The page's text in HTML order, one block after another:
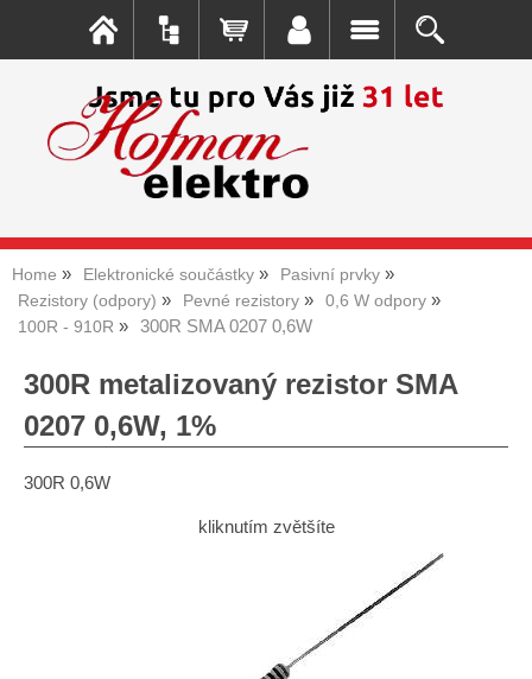
Home Elektronické součástky
Pasivní prvky
Rezistory (odpory)
Pevné rezistory
0,6 W odpory
100R - 910R
300R SMA 0207 0,6W
300R metalizovaný rezistor SMA
0207 0,6W, 1%
300R 0,6W
kliknutím zvětšíte